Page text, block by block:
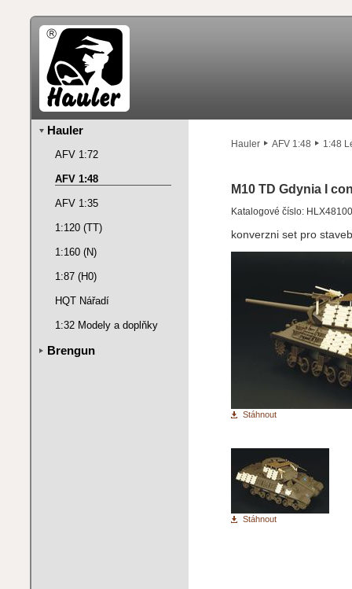
Hauler AFV 1:48 1:48
M10 TD Gdynia I
Katalogové číslo: HLX48100
konverzni set pro
Stáhnout
Stáhnout
Hauler
AFV 1:72
AFV 1:48
AFV 1:35
1:120 (TT)
1:160 (N)
1:87 (H0)
HQT Nářadí
1:32 Modely a doplňky
Brengun